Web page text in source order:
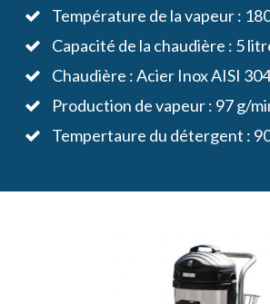
Température de la vapeur :
Capacité de la chaudière : 5
Chaudière : Acier Inox AISI 304
Production de vapeur : 97 g/
Tempertaure du détergent :